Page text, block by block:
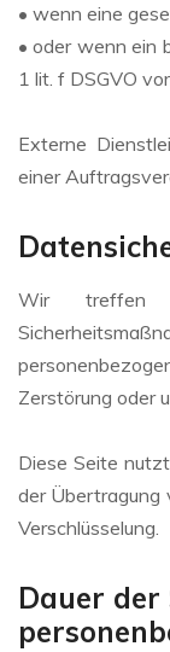
• wenn eine
• oder wenn ein
1 lit. f DSGVO
Externe
einer
Wir treffen
Zerstörung oder
Diese Seite
der Übertragung
Verschlüsselung.
Dauer der